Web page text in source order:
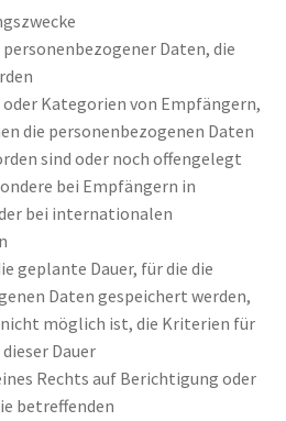
Daten, die
Kategorien von Empfängern,
die personenbezogenen Daten
sind oder noch offengelegt
bei Empfängern in
bei internationalen
geplante Dauer, für die die
Daten gespeichert werden,
möglich ist, die Kriterien für
Dauer
Rechts auf Berichtigung oder
betreffenden